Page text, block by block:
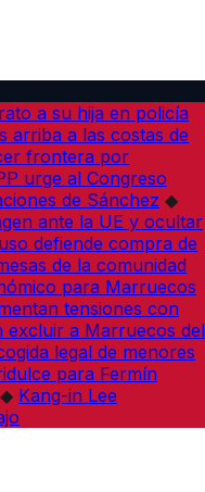
a su hija en policía
arriba a las costas de
frontera por
urge al Congreso
de Sánchez ◆
ante la UE y ocultar
defiende compra de
de la comunidad
para Marruecos
tensiones con
excluir a Marruecos del
legal de menores
para Fermín
◆ Kang-in Lee